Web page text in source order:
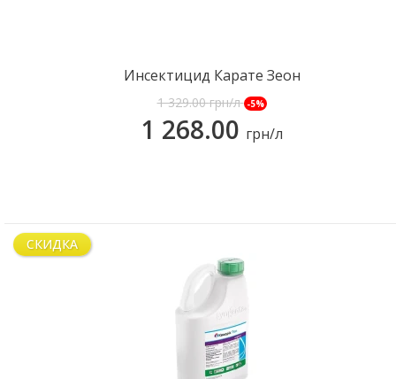
Инсектицид Карате Зеон
1 329.00грн/л -5%
1 268.00 грн/л
СКИДКА